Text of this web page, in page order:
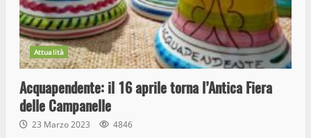
Attualità
Acquapendente: il 16 aprile torna l’Antica Fiera
delle Campanelle
23 Marzo 2023 4846